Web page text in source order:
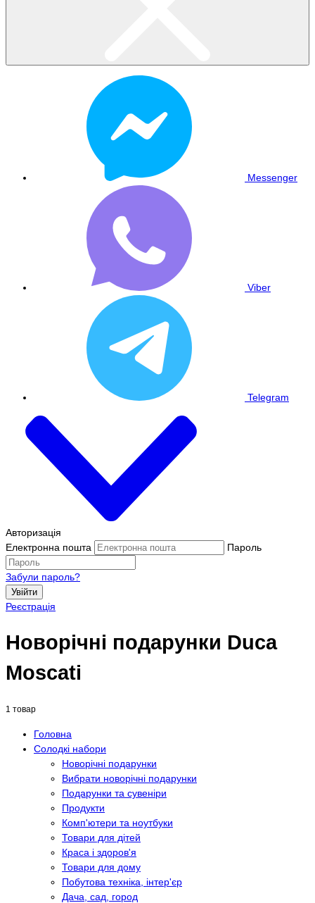
Messenger
Viber
Telegram
Авторизація
Електронна пошта
Пароль
Забули пароль?
Увійти
Реєстрація
Новорічні подарунки Duca
Moscati
1 товар
Головна
Солодкі набори
Новорічні подарунки
Вибрати новорічні подарунки
Подарунки та сувеніри
Продукти
Комп'ютери та ноутбуки
Товари для дітей
Краса і здоров'я
Товари для дому
Побутова техніка, інтер'єр
Дача, сад, город